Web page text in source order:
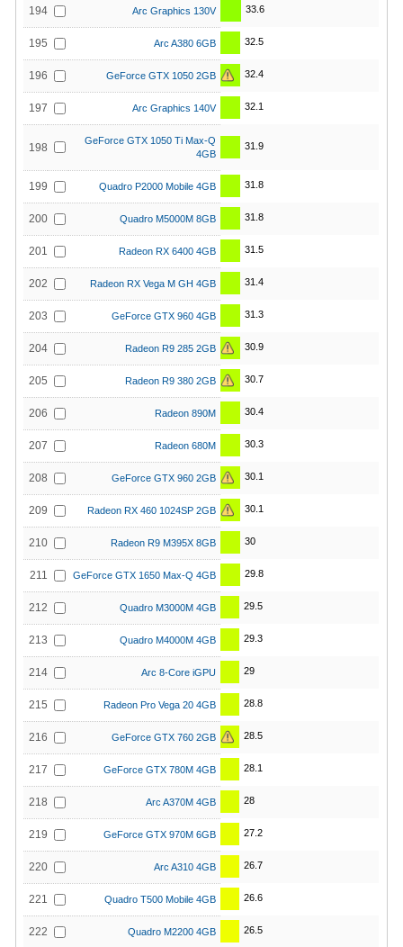
194 Arc Graphics 130V 33.6
195 Arc A380 6GB 32.5
196 GeForce GTX 1050 2GB 32.4
197 Arc Graphics 140V 32.1
198
GeForce GTX 1050 Ti Max-Q
4GB
31.9
199 Quadro P2000 Mobile 4GB 31.8
200 Quadro M5000M 8GB 31.8
201 Radeon RX 6400 4GB 31.5
202 Radeon RX Vega M GH 4GB 31.4
203 GeForce GTX 960 4GB 31.3
204 Radeon R9 285 2GB 30.9
205 Radeon R9 380 2GB 30.7
206 Radeon 890M 30.4
207 Radeon 680M 30.3
208 GeForce GTX 960 2GB 30.1
209 Radeon RX 460 1024SP 2GB 30.1
210 Radeon R9 M395X 8GB 30
211 GeForce GTX 1650 Max-Q 4GB 29.8
212 Quadro M3000M 4GB 29.5
213 Quadro M4000M 4GB 29.3
214 Arc 8-Core iGPU 29
215 Radeon Pro Vega 20 4GB 28.8
216 GeForce GTX 760 2GB 28.5
217 GeForce GTX 780M 4GB 28.1
218 Arc A370M 4GB 28
219 GeForce GTX 970M 6GB 27.2
220 Arc A310 4GB 26.7
221 Quadro T500 Mobile 4GB 26.6
222 Quadro M2200 4GB 26.5